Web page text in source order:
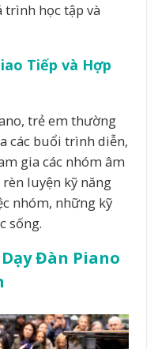
học tập và
Tiếp và Hợp
trẻ em thường
các buổi trình diễn,
gia các nhóm âm
luyện kỹ năng
nhóm, những kỹ
sống.
Đàn Piano